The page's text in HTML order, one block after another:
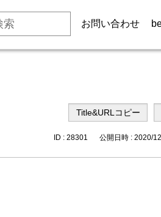
お問い合わせ
ID : 28301 公開日時 : 2020/